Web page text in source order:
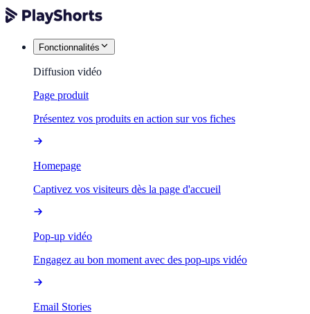
Fonctionnalités
Diffusion vidéo
Page produit
Présentez vos produits en action sur vos fiches
Homepage
Captivez vos visiteurs dès la page d'accueil
Pop-up vidéo
Engagez au bon moment avec des pop-ups vidéo
Email Stories